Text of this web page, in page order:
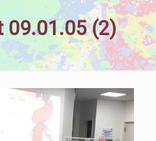
09.01.05 (2)